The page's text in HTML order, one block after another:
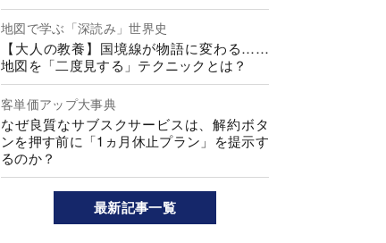
地図で学ぶ「深読み」世界史
【大人の教養】国境線が物語に変わる……
地図を「二度見する」テクニックとは？
客単価アップ大事典
なぜ良質なサブスクサービスは、解約ボタ
ンを押す前に「1ヵ月休止プラン」を提示す
るのか？
最新記事一覧